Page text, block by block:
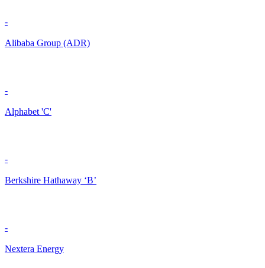
-
Alibaba Group (ADR)
-
Alphabet 'C'
-
Berkshire Hathaway ‘B’
-
Nextera Energy